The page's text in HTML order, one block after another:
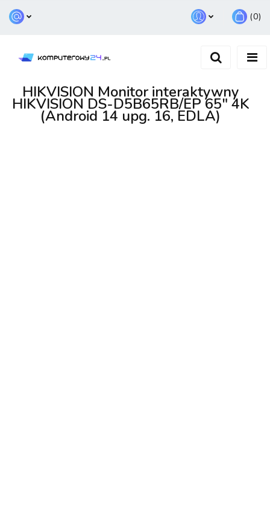
Zarejestruj się
(0)
HIKVISION Monitor interaktywny
HIKVISION DS-D5B65RB/EP 65" 4K
(Android 14 upg. 16, EDLA)